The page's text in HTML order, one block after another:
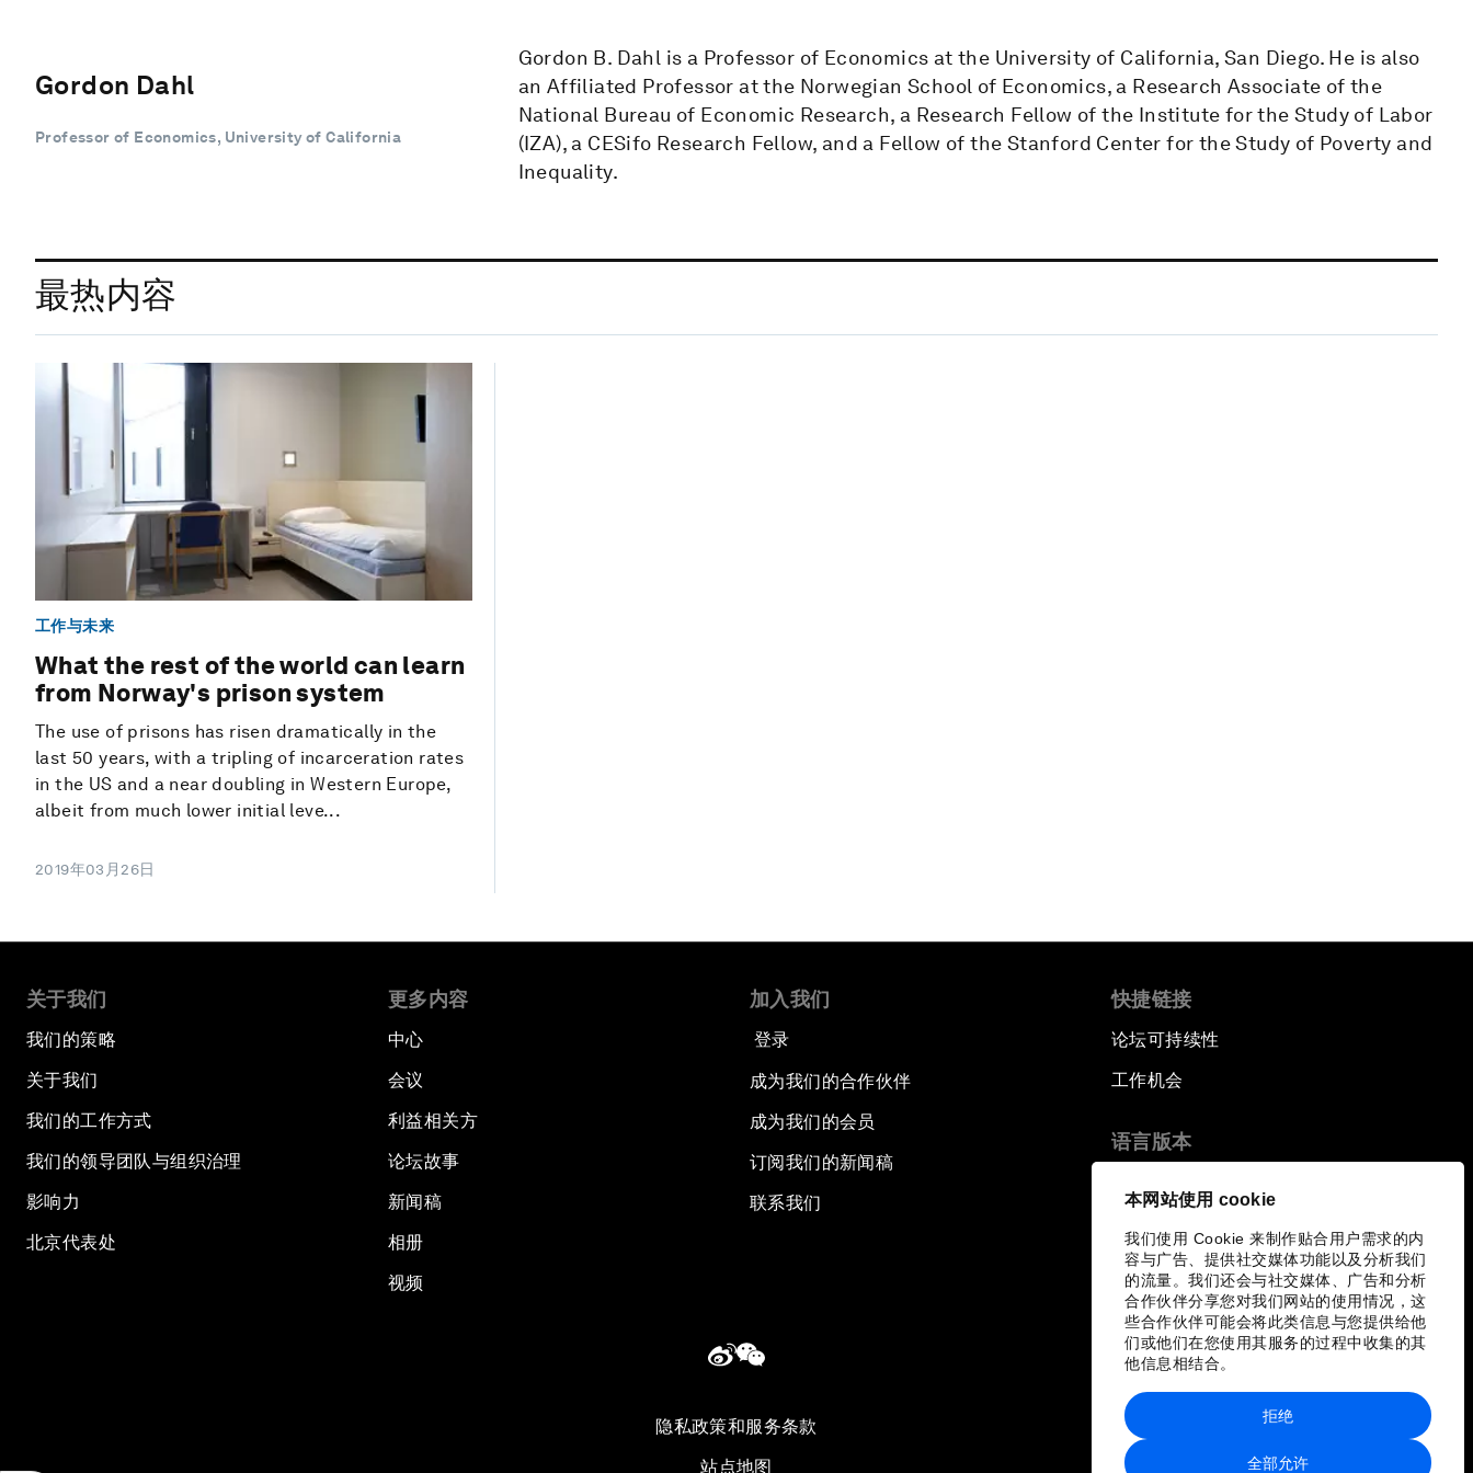
本网站使用 cookie
我们使用 Cookie 来制作贴合用户需求的内
容与广告、提供社交媒体功能以及分析我们
的流量。我们还会与社交媒体、广告和分析
合作伙伴分享您对我们网站的使用情况，这
些合作伙伴可能会将此类信息与您提供给他
们或他们在您使用其服务的过程中收集的其
他信息相结合。
全部允许
拒绝
Gordon Dahl
Professor of Economics, University of California
Gordon B. Dahl is a Professor of Economics at the University of California, San Diego. He is also
an Affiliated Professor at the Norwegian School of Economics, a Research Associate of the
National Bureau of Economic Research, a Research Fellow of the Institute for the Study of Labor
(IZA), a CESifo Research Fellow, and a Fellow of the Stanford Center for the Study of Poverty and
Inequality.
最热内容
工作与未来
What the rest of the world can learn
from Norway's prison system
The use of prisons has risen dramatically in the
last 50 years, with a tripling of incarceration rates
in the US and a near doubling in Western Europe,
albeit from much lower initial leve...
2019年03月26日
关于我们
我们的策略
关于我们
我们的工作方式
我们的领导团队与组织治理
影响力
北京代表处
更多内容
中心
会议
利益相关方
论坛故事
新闻稿
相册
视频
加入我们
登录
成为我们的合作伙伴
成为我们的会员
订阅我们的新闻稿
联系我们
快捷链接
论坛可持续性
工作机会
语言版本
隐私政策和服务条款
站点地图